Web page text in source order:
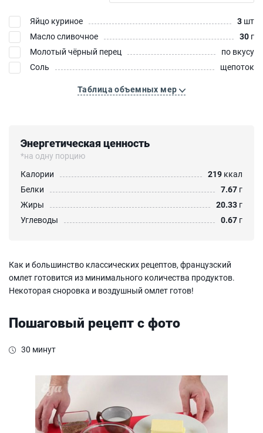
Яйцо куриное 3 шт
Масло сливочное
30 г
Молотый чёрный перец
по вкусу
Соль
щепоток
Таблица объемных мер
Энергетическая ценность
*на одну порцию
Калории
219 ккал
Белки
7.67 г
Жиры
20.33 г
Углеводы
0.67 г
Как и большинство классических рецептов, французский
омлет готовится из минимального количества продуктов.
Некоторая сноровка и воздушный омлет готов!
Пошаговый рецепт с фото
30 минут